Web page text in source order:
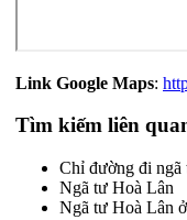
Link Google Maps:
Tìm kiếm liên
Chỉ đường đi ngã
Ngã tư Hoà Lân
Ngã tư Hoà Lân